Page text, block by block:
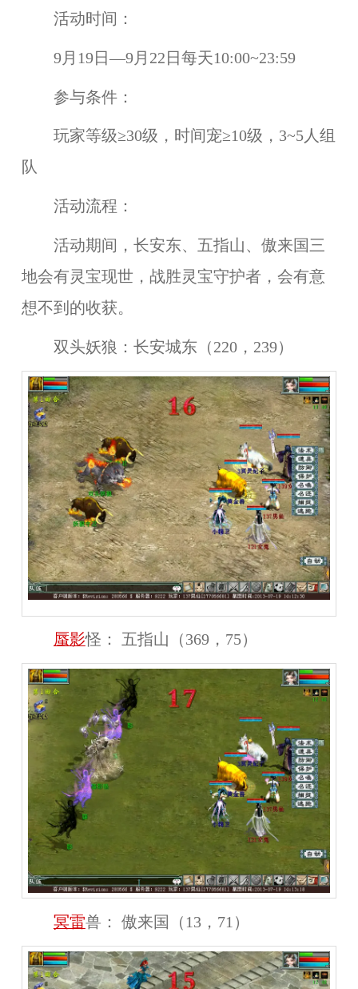
活动时间：
9月19日—9月22日每天10:00~23:59
参与条件：
玩家等级≥30级，时间宠≥10级，3~5人组
队
活动流程：
活动期间， 长安东、五指山、傲来国 三
地会有灵宝现世，战胜灵宝守护者，会有意
想不到的收获。
双头妖狼： 长安城东（220，239）
蜃影怪： 五指山（369，75）
冥雷兽： 傲来国（13，71）